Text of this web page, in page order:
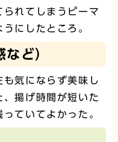
れてしまうピーマ
にしたところ。
ど）
気にならず美味し
、揚げ時間が短いた
ていてよかった。